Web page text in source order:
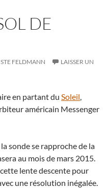
DE
FELDMANN
LAISSER UN
en partant du Soleil,
américain Messenger
sonde se rapproche de la
au mois de mars 2015.
lente descente pour
une résolution inégalée.